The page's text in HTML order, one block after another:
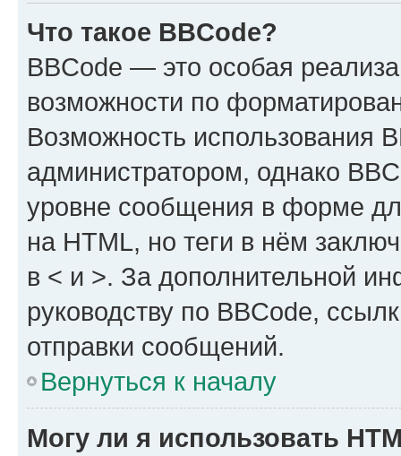
Что такое BBCode?
BBCode — это особая
возможности по
Возможность использования
администратором, однако
уровне сообщения в форме
на HTML, но теги в нём
в < и >. За дополнительной
руководству по BBCode,
отправки сообщений.
Вернуться к началу
Могу ли я использовать